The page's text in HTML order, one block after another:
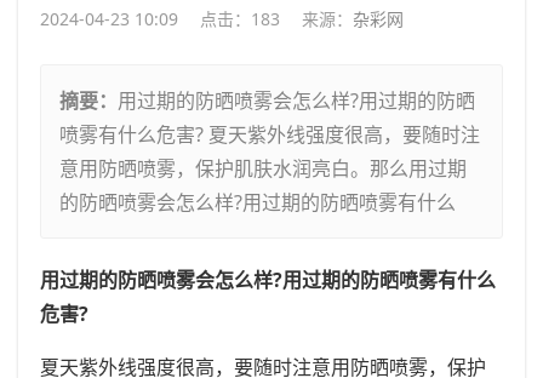
2024-04-23 10:09 点击： 183 来源： 杂彩网
摘要： 用过期的防晒喷雾会怎么样?用过期的防晒
喷雾有什么危害? 夏天紫外线强度很高，要随时注
意用防晒喷雾，保护肌肤水润亮白。那么用过期
的防晒喷雾会怎么样?用过期的防晒喷雾有什么
用过期的防晒喷雾会怎么样?用过期的防晒喷雾有什么
危害?
夏天紫外线强度很高，要随时注意用防晒喷雾，保护